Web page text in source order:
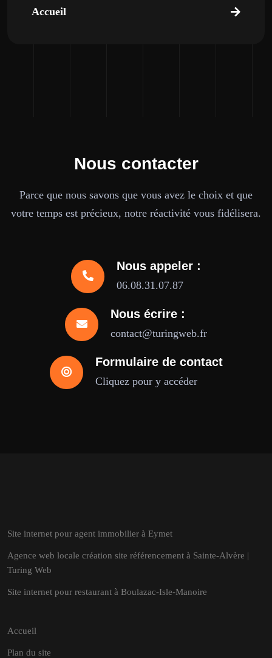
Accueil
Nous contacter
Parce que nous savons que vous avez le choix et que
votre temps est précieux, notre réactivité vous fidélisera.
Nous appeler :
06.08.31.07.87
Nous écrire :
contact@turingweb.fr
Formulaire de contact
Cliquez pour y accéder
Site internet pour agent immobilier à Eymet
Agence web locale création site référencement à Sainte-Alvère |
Turing Web
Site internet pour restaurant à Boulazac-Isle-Manoire
Accueil
Plan du site